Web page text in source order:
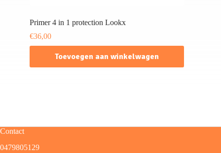
Primer 4 in 1 protection Lookx
€36,00
Toevoegen aan winkelwagen
Contact
0479805129